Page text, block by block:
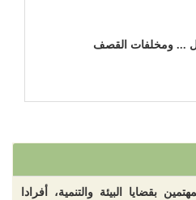
... ومخلفات القصف
بقضايا البيئة والتنمية، أفرادا